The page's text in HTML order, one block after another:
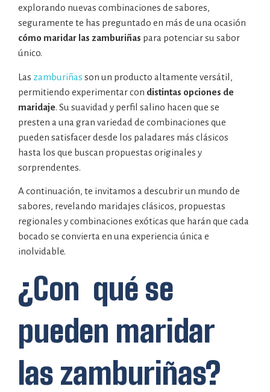
explorando nuevas combinaciones de sabores,
seguramente te has preguntado en más de una ocasión
cómo maridar las zamburiñas para potenciar su sabor
único.
Las zamburiñas son un producto altamente versátil,
permitiendo experimentar con distintas opciones de
maridaje. Su suavidad y perfil salino hacen que se
presten a una gran variedad de combinaciones que
pueden satisfacer desde los paladares más clásicos
hasta los que buscan propuestas originales y
sorprendentes.
A continuación, te invitamos a descubrir un mundo de
sabores, revelando maridajes clásicos, propuestas
regionales y combinaciones exóticas que harán que cada
bocado se convierta en una experiencia única e
inolvidable.
¿Con qué se
pueden maridar
las zamburiñas?